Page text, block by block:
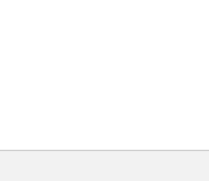
in France